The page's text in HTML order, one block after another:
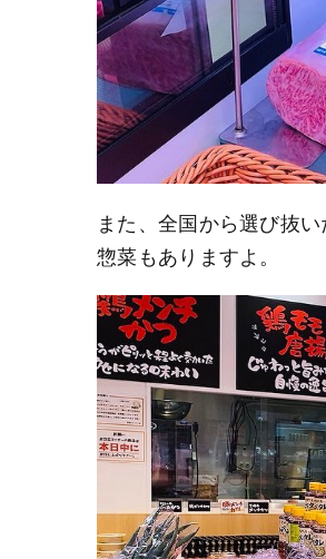
また、全国から選び抜
惣菜もありますよ。